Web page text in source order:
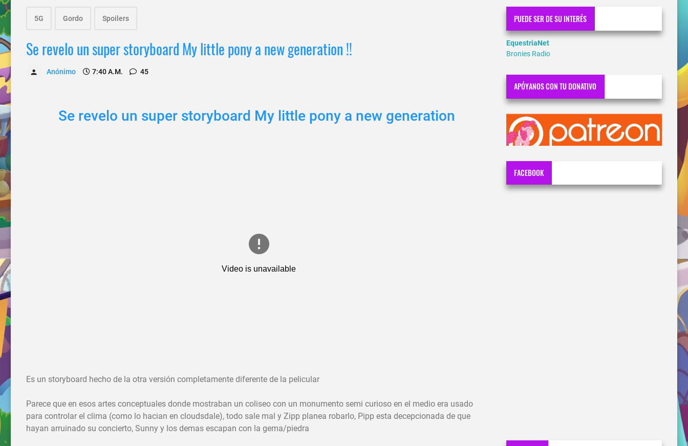
5G Gordo Spoilers
Se revelo un super storyboard My little pony a new generation !!
Anónimo 7:40 A.m. 45
Se revelo un super storyboard My little pony a new generation
Es un storyboard hecho de la otra versión completamente diferente de la pelicular
Parece que en esos artes conceptuales donde mostraban un coliseo con un monumento semi curioso en el medio era usado
para controlar el clima (como lo hacian en cloudsdale), todo sale mal y Zipp planea robarlo, Pipp esta decepcionada de que
hayan arruinado su concierto, Sunny y los demas escapan con la gema/piedra
PUEDE SER DE SU INTERÉS
EquestriaNet
Bronies Radio
APÓYANOS CON TU DONATIVO
FACEBOOK